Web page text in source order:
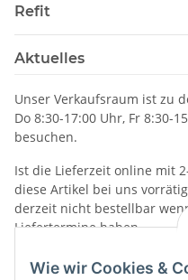
Wie wir Cookies &
Refit
Aktuelles
Unser Verkaufsraum ist zu
Do 8:30-17:00 Uhr, Fr 8:30-
besuchen.
Ist die Lieferzeit online mit
diese Artikel bei uns
derzeit nicht bestellbar
Liefertermine haben.
Informationen